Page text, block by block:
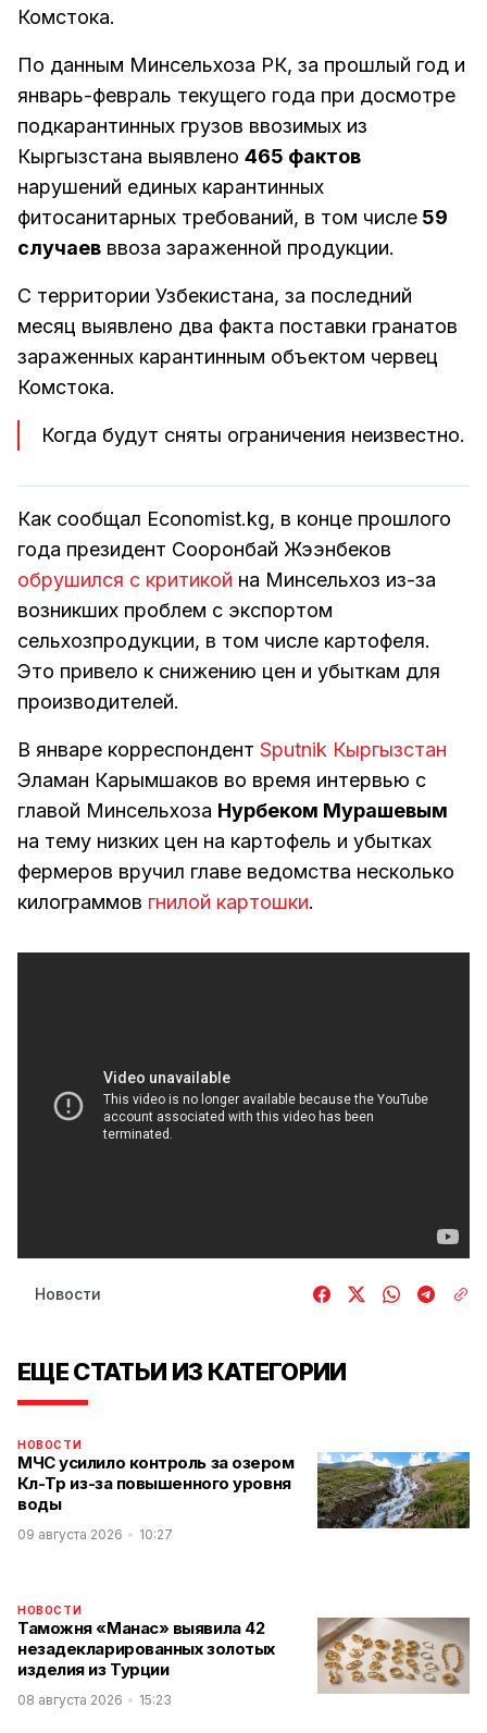
Комстока.
По данным Минсельхоза РК, за прошлый год и
январь-февраль текущего года при досмотре
подкарантинных грузов ввозимых из
Кыргызстана выявлено 465 фактов
нарушений единых карантинных
фитосанитарных требований, в том числе 59
случаев ввоза зараженной продукции.
С территории Узбекистана, за последний
месяц выявлено два факта поставки гранатов
зараженных карантинным объектом червец
Комстока.
Когда будут сняты ограничения неизвестно.
Как сообщал Economist.kg, в конце прошлого
года президент Сооронбай Жээнбеков
обрушился с критикой на Минсельхоз из-за
возникших проблем с экспортом
сельхозпродукции, в том числе картофеля.
Это привело к снижению цен и убыткам для
производителей.
В январе корреспондент Sputnik Кыргызстан
Эламан Карымшаков во время интервью с
главой Минсельхоза Нурбеком Мурашевым
на тему низких цен на картофель и убытках
фермеров вручил главе ведомства несколько
килограммов гнилой картошки.
Новости
ЕЩЕ СТАТЬИ ИЗ КАТЕГОРИИ
НОВОСТИ
МЧС усилило контроль за озером
Көл-Төр из-за повышенного уровня
воды
09 августа 2026 10:27
НОВОСТИ
Таможня «Манас» выявила 42
незадекларированных золотых
изделия из Турции
08 августа 2026 15:23